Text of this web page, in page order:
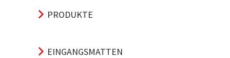
PRODUKTE
EINGANGSMATTEN